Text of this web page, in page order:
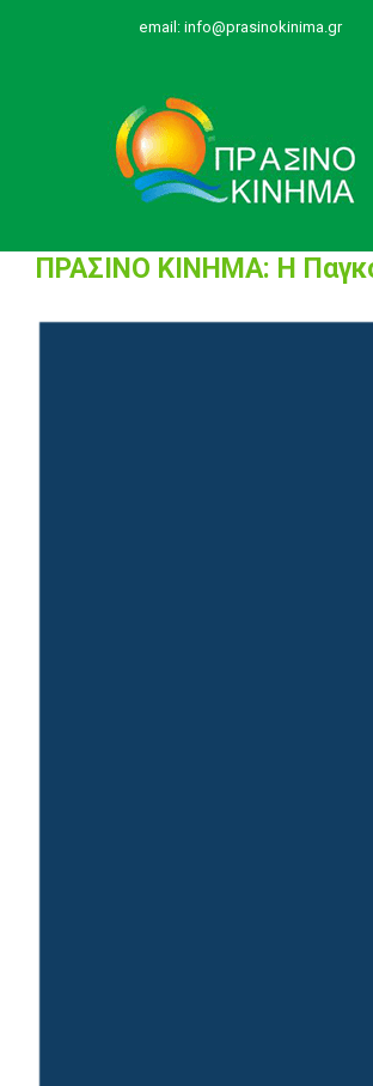
email: info@prasinokinima.gr
ΠΡΑΣΙΝΟ ΚΙΝΗΜΑ: Η